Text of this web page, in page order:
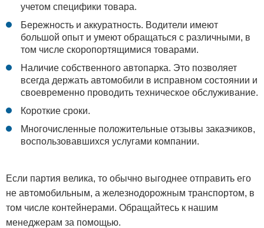
учетом специфики товара.
Бережность и аккуратность. Водители имеют
большой опыт и умеют обращаться с различными, в
том числе скоропортящимися товарами.
Наличие собственного автопарка. Это позволяет
всегда держать автомобили в исправном состоянии и
своевременно проводить техническое обслуживание.
Короткие сроки.
Многочисленные положительные отзывы заказчиков,
воспользовавшихся услугами компании.
Если партия велика, то обычно выгоднее отправить его
не автомобильным, а железнодорожным транспортом, в
том числе контейнерами. Обращайтесь к нашим
менеджерам за помощью.